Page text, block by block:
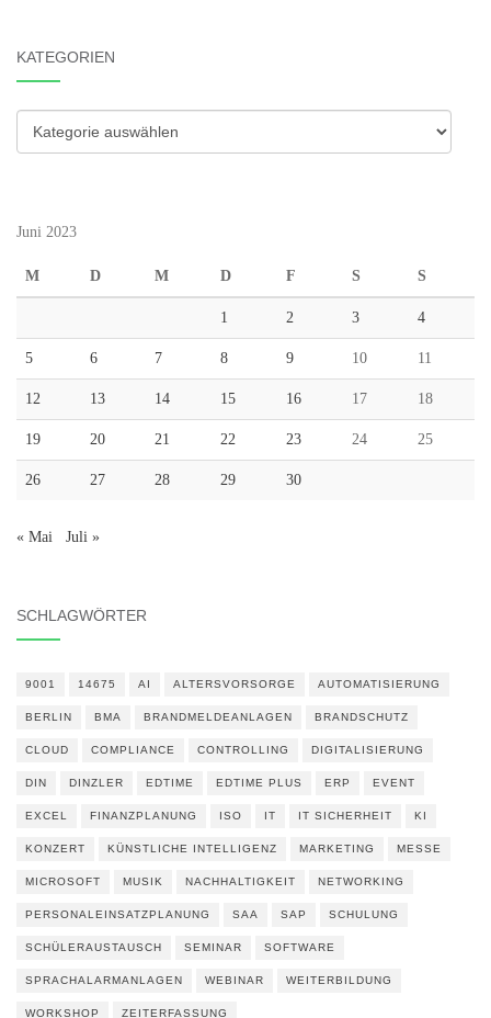
KATEGORIEN
Kategorien
Juni 2023
M D M D F S S
1 2 3 4
5 6 7 8 9 10 11
12 13 14 15 16 17 18
19 20 21 22 23 24 25
26 27 28 29 30
« Mai Juli »
SCHLAGWÖRTER
9001 14675 AI ALTERSVORSORGE AUTOMATISIERUNG
BERLIN BMA BRANDMELDEANLAGEN BRANDSCHUTZ
CLOUD COMPLIANCE CONTROLLING DIGITALISIERUNG
DIN DINZLER EDTIME EDTIME PLUS ERP EVENT
EXCEL FINANZPLANUNG ISO IT IT SICHERHEIT KI
KONZERT KÜNSTLICHE INTELLIGENZ MARKETING MESSE
MICROSOFT MUSIK NACHHALTIGKEIT NETWORKING
PERSONALEINSATZPLANUNG SAA SAP SCHULUNG
SCHÜLERAUSTAUSCH SEMINAR SOFTWARE
SPRACHALARMANLAGEN WEBINAR WEITERBILDUNG
WORKSHOP ZEITERFASSUNG